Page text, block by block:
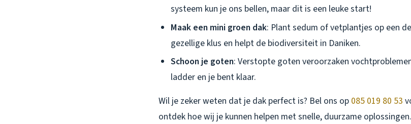
systeem kun je ons bellen, maar dit is een leuke start!
Maak een mini groen dak: Plant sedum of vetplantjes op een
gezellige klus en helpt de biodiversiteit in Daniken.
Schoon je goten: Verstopte goten veroorzaken
ladder en je bent klaar.
Wil je zeker weten dat je dak perfect is? Bel ons op 085 019 80 53
ontdek hoe wij je kunnen helpen met snelle, duurzame oplossingen.